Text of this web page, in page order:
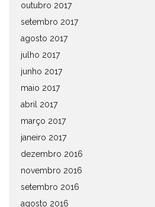
outubro 2017
setembro 2017
agosto 2017
julho 2017
junho 2017
maio 2017
abril 2017
março 2017
janeiro 2017
dezembro 2016
novembro 2016
setembro 2016
agosto 2016